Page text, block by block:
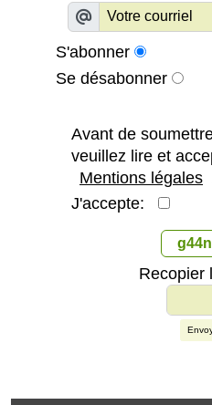
S'abonner
Se désabonner
Avant de
veuillez lire et
Mentions légales
J'accepte:
Recopier